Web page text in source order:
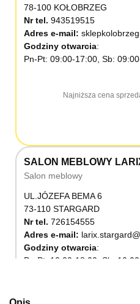
78-100 KOŁOBRZEG
Nr tel. 943519515
Adres e-mail:
Godziny otwarcia
Pn-Pt: 09:00-17:00, Sb:
Najniższa cena
SALON MEBLOWY
Salon meblowy
UL.JÓZEFA BEMA 6
73-110 STARGARD
Nr tel. 726154555
Adres e-mail:
Godziny otwarcia
Pn-Pt: 10:00-18:00, Sb: